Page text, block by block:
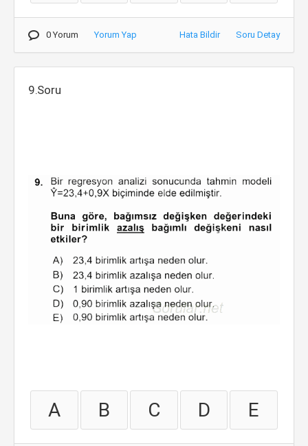
0 Yorum Yorum Yap Hata Bildir Soru Detay
9.Soru
A B C D E